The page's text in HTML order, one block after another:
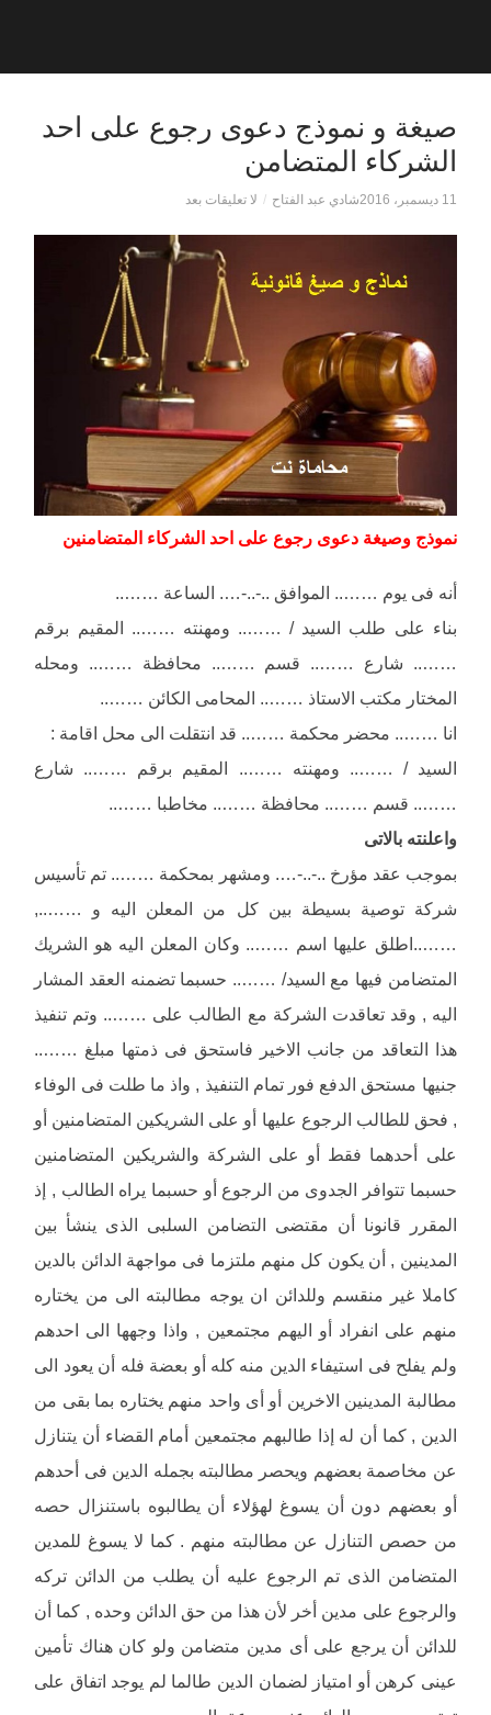
صيغة و نموذج دعوى رجوع على احد
الشركاء المتضامن
11 ديسمبر، 2016 شادي عبد الفتاح / لا تعليقات بعد
نموذج وصيغة دعوى رجوع على احد الشركاء المتضامنين
أنه فى يوم …….. الموافق ..-..-…. الساعة ……..
بناء على طلب السيد / …….. ومهنته …….. المقيم برقم
…….. شارع …….. قسم …….. محافظة …….. ومحله
المختار مكتب الاستاذ …….. المحامى الكائن ……..
انا …….. محضر محكمة …….. قد انتقلت الى محل اقامة :
السيد / …….. ومهنته …….. المقيم برقم …….. شارع
…….. قسم …….. محافظة …….. مخاطبا ……..
واعلنته بالاتى
بموجب عقد مؤرخ ..-..-…. ومشهر بمحكمة …….. تم تأسيس
شركة توصية بسيطة بين كل من المعلن اليه و ……..,
……..اطلق عليها اسم …….. وكان المعلن اليه هو الشريك
المتضامن فيها مع السيد/ …….. حسبما تضمنه العقد المشار
اليه , وقد تعاقدت الشركة مع الطالب على …….. وتم تنفيذ
هذا التعاقد من جانب الاخير فاستحق فى ذمتها مبلغ ……..
جنيها مستحق الدفع فور تمام التنفيذ , واذ ما طلت فى الوفاء
, فحق للطالب الرجوع عليها أو على الشريكين المتضامنين أو
على أحدهما فقط أو على الشركة والشريكين المتضامنين
حسبما تتوافر الجدوى من الرجوع أو حسبما يراه الطالب , إذ
المقرر قانونا أن مقتضى التضامن السلبى الذى ينشأ بين
المدينين , أن يكون كل منهم ملتزما فى مواجهة الدائن بالدين
كاملا غير منقسم وللدائن ان يوجه مطالبته الى من يختاره
منهم على انفراد أو اليهم مجتمعين , واذا وجهها الى احدهم
ولم يفلح فى استيفاء الدين منه كله أو بعضة فله أن يعود الى
مطالبة المدينين الاخرين أو أى واحد منهم يختاره بما بقى من
الدين , كما أن له إذا طالبهم مجتمعين أمام القضاء أن يتنازل
عن مخاصمة بعضهم ويحصر مطالبته بجمله الدين فى أحدهم
أو بعضهم دون أن يسوغ لهؤلاء أن يطالبوه باستنزال حصه
من حصص التنازل عن مطالبته منهم . كما لا يسوغ للمدين
المتضامن الذى تم الرجوع عليه أن يطلب من الدائن تركه
والرجوع على مدين أخر لأن هذا من حق الدائن وحده , كما أن
للدائن أن يرجع على أى مدين متضامن ولو كان هناك تأمين
عينى كرهن أو امتياز لضمان الدين طالما لم يوجد اتفاق على